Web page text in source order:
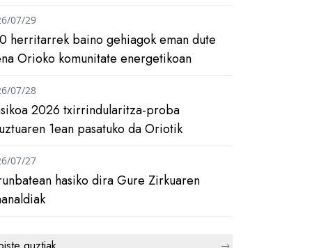
herritarrek baino gehiagok eman dute
Orioko komunitate energetikoan
07/29
2026 txirrindularitza-proba
1ean pasatuko da Oriotik
07/28
hasiko dira Gure Zirkuaren
07/27